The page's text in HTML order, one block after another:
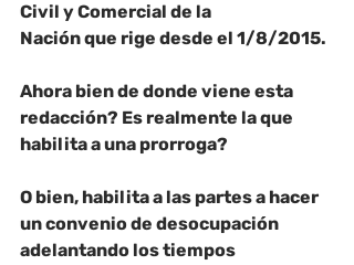
Civil y Comercial de la
Nación que rige desde el 1/8/2015.
Ahora bien de donde viene esta
redacción? Es realmente la que
habilita a una prorroga?
O bien, habilita a las partes a hacer
un convenio de desocupación
adelantando los tiempos